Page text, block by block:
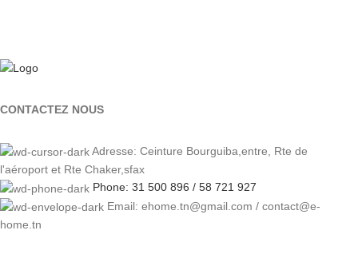
CONTACTEZ NOUS
Adresse: Ceinture Bourguiba,entre, Rte de
l'aéroport et Rte Chaker,sfax
Phone: 31 500 896 / 58 721 927
Email: ehome.tn@gmail.com / contact@e-
home.tn